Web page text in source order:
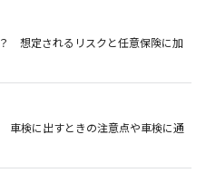
想定されるリスクと任意保険に加
検に出すときの注意点や車検に通